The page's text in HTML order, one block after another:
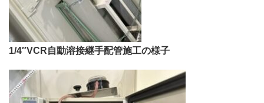
1/4″VCR自動溶接継手配管施工の様子